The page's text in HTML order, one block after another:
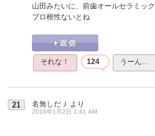
山田みたいに、前歯オールセラミッ
プロ根性ないとね
それな！ 124 うーん…
21 名無しだＪ より
2016年1月2日 1:41 AM